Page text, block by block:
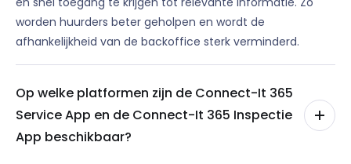
worden huurders beter geholpen en wordt de
afhankelijkheid van de backoffice sterk verminderd.
Op welke platformen zijn de Connect-It 365
Service App en de Connect-It 365 Inspectie
App beschikbaar?